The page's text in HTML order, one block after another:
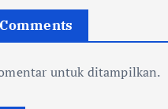
untuk ditampilkan.